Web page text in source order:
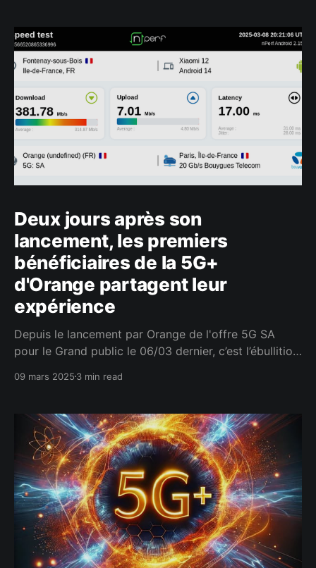
Deux jours après son
lancement, les premiers
bénéficiaires de la 5G+
d'Orange partagent leur
expérience
Depuis le lancement par Orange de l'offre 5G SA
pour le Grand public le 06/03 dernier, c’est l’ébullition
performances de débit mobile en tous genre. Et c’est
sont nombreuses, comme
09 mars 2025 3 min read